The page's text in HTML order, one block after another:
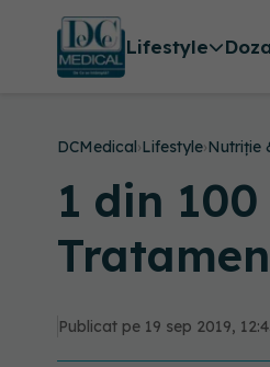
Lifestyle
DCMedical›Lifestyle›Nutriție
1 din
Publicat pe 19 sep 2019,